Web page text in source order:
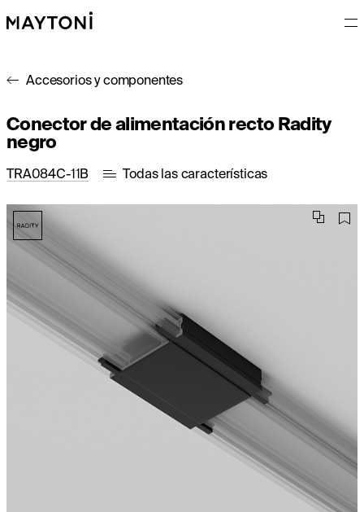
Accesorios y componentes
Conector de alimentación recto Radity
negro
TRA084C-11B Todas las características